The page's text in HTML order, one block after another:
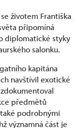
životem Františka
připomíná
diplomatické styky
salonku.
kapitána
navštívil exotické
předmětů
také podrobnými
významná část je